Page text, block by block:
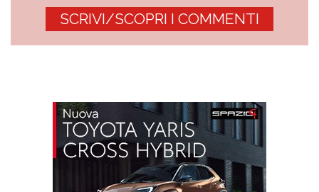
SCRIVI/SCOPRI I COMMENTI